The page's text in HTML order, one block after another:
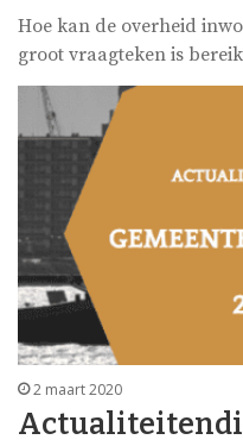
Hoe kan de overheid
groot vraagteken is
2 maart 2020